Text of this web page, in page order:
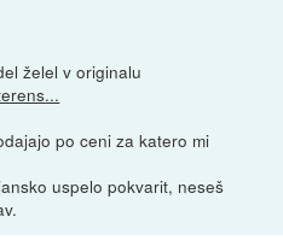
želel v originalu
po ceni za katero mi
uspelo pokvarit, neseš